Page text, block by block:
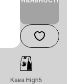
Кава High5